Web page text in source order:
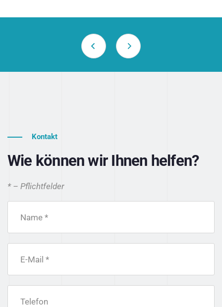
Kontakt
Wie können wir Ihnen helfen?
* – Pflichtfelder
Name *
E-Mail *
Telefon